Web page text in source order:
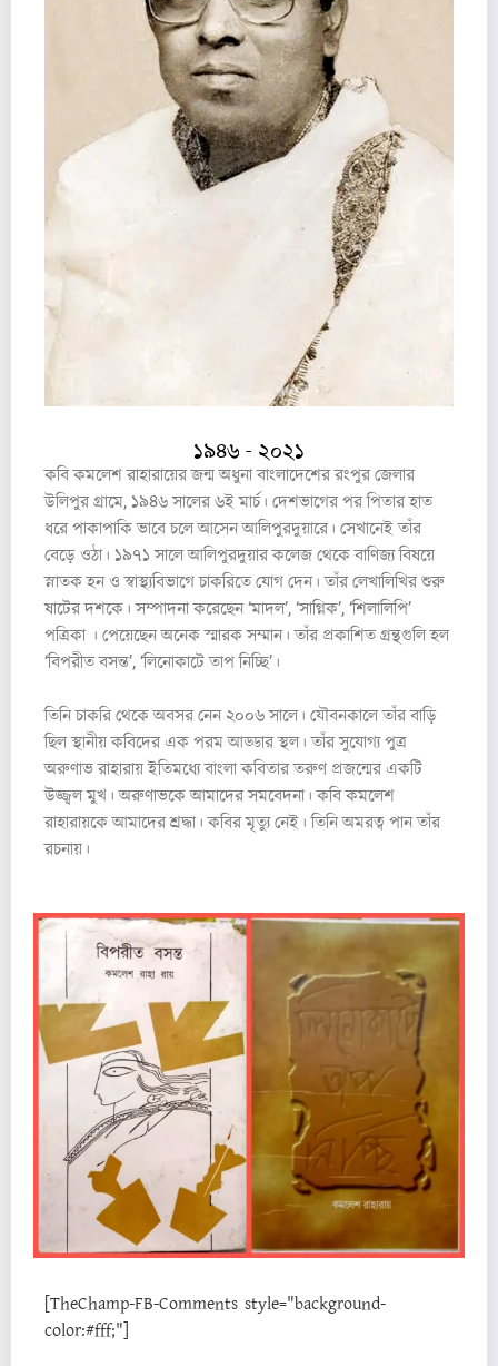
১৯৪৬ - ২০২১
কবি কমলেশ রাহারায়ের জন্ম অধুনা বাংলাদেশের রংপুর জেলার
উলিপুর গ্রামে, ১৯৪৬ সালের ৬ই মার্চ। দেশভাগের পর পিতার হাত
ধরে পাকাপাকি ভাবে চলে আসেন আলিপুরদুয়ারে। সেখানেই তাঁর
বেড়ে ওঠা। ১৯৭১ সালে আলিপুরদুয়ার কলেজ থেকে বাণিজ্য বিষয়ে
স্নাতক হন ও স্বাস্থ্যবিভাগে চাকরিতে যোগ দেন। তাঁর লেখালিখির শুরু
ষাটের দশকে। সম্পাদনা করেছেন ‘মাদল’, ‘সাগ্নিক’, ‘শিলালিপি’
পত্রিকা । পেয়েছেন অনেক স্মারক সম্মান। তাঁর প্রকাশিত গ্রন্থগুলি হল
‘বিপরীত বসন্ত’, ‘লিনোকাটে তাপ নিচ্ছি’।
তিনি চাকরি থেকে অবসর নেন ২০০৬ সালে। যৌবনকালে তাঁর বাড়ি
ছিল স্থানীয় কবিদের এক পরম আড্ডার স্থল। তাঁর সুযোগ্য পুত্র
অরুণাভ রাহারায় ইতিমধ্যে বাংলা কবিতার তরুণ প্রজন্মের একটি
উজ্জ্বল মুখ। অরুণাভকে আমাদের সমবেদনা। কবি কমলেশ
রাহারায়কে আমাদের শ্রদ্ধা। কবির মৃত্যু নেই। তিনি অমরত্ব পান তাঁর
রচনায়।
[TheChamp-FB-Comments style="background-
color:#fff;"]